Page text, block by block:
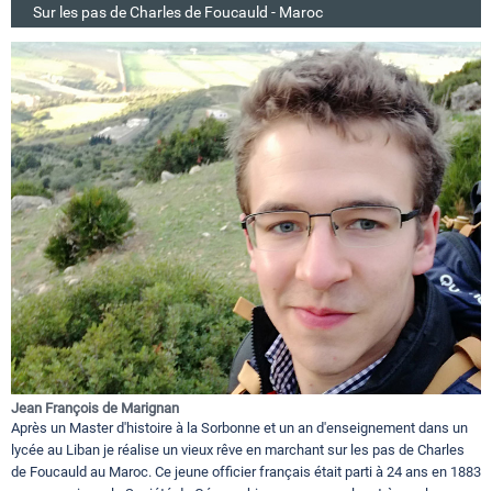
Sur les pas de Charles de Foucauld - Maroc
Jean François de Marignan
Après un Master d'histoire à la Sorbonne et un an d'enseignement dans un
lycée au Liban je réalise un vieux rêve en marchant sur les pas de Charles
de Foucauld au Maroc. Ce jeune officier français était parti à 24 ans en 1883